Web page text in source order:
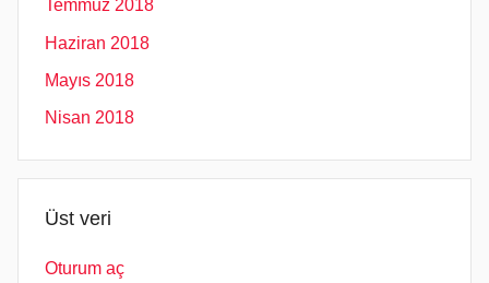
Temmuz 2018
Haziran 2018
Mayıs 2018
Nisan 2018
Üst veri
Oturum aç